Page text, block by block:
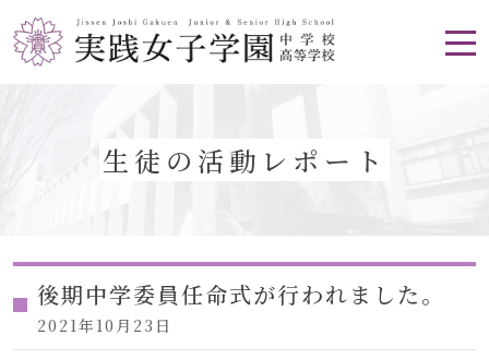
生徒の活動レポート
後期中学委員任命式が行われました。
2021年10月23日